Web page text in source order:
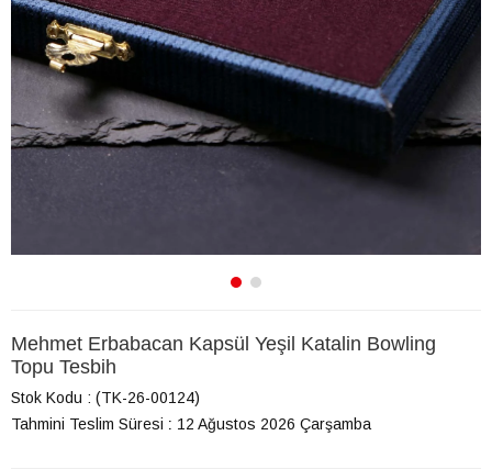
Mehmet Erbabacan Kapsül Yeşil Katalin Bowling
Topu Tesbih
Stok Kodu
(TK-26-00124)
Tahmini Teslim Süresi : 12 Ağustos 2026 Çarşamba